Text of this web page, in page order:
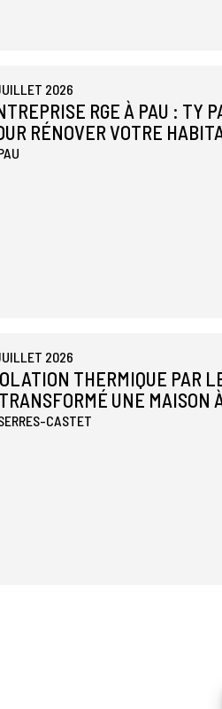
2026
RGE À PAU : TY
RÉNOVER VOTRE
2026
THERMIQUE PAR
UNE MAISON
CASTET